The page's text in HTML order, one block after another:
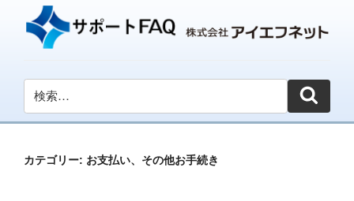
カテゴリー: お支払い、その他お手続き